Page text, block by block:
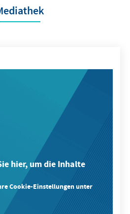
hier, um die Inhalte
Cookie-Einstellungen unter